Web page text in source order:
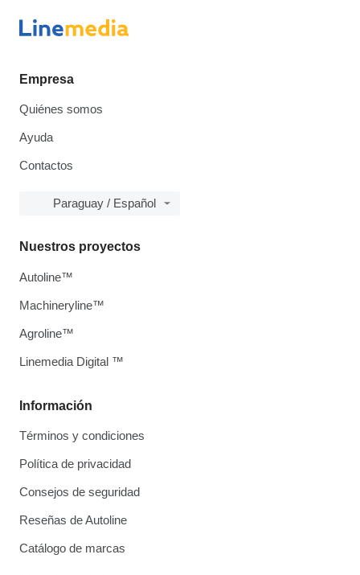
Empresa
Quiénes somos
Ayuda
Contactos
Paraguay / Español
Información
Términos y condiciones
Política de privacidad
Consejos de seguridad
Reseñas de Autoline
Catálogo de marcas
Nuestros proyectos
Autoline™
Machineryline™
Agroline™
Linemedia Digital ™